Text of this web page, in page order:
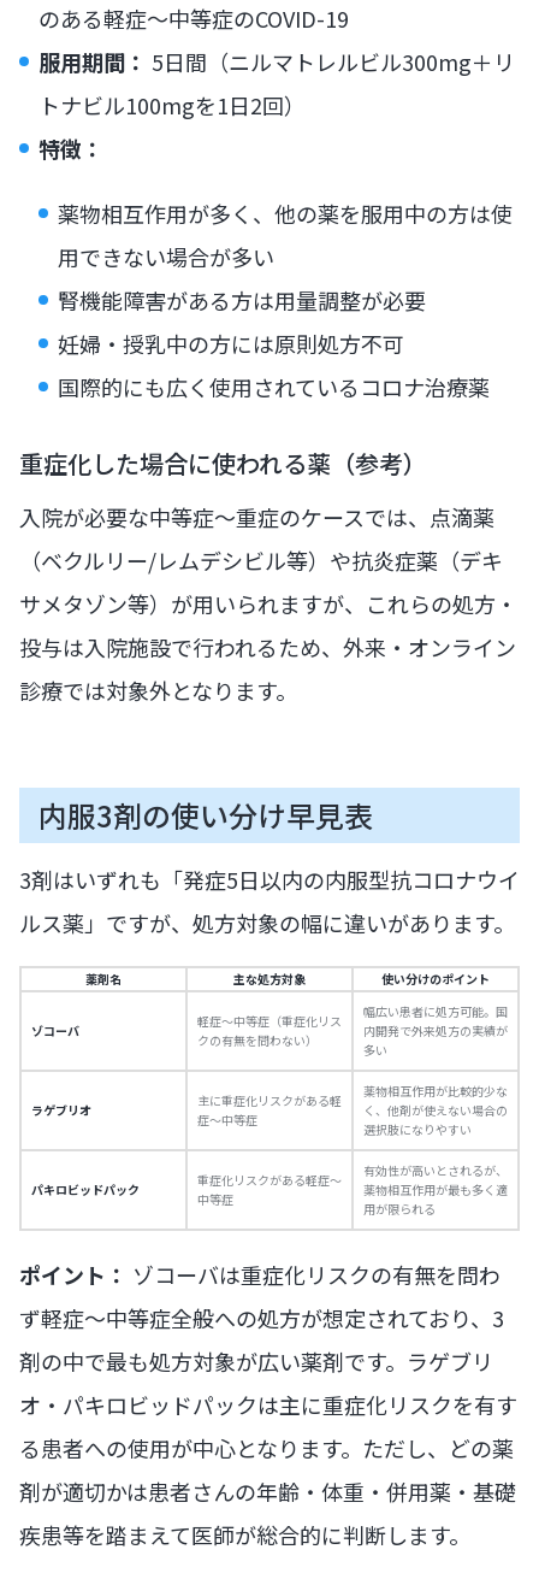
のある軽症〜中等症のCOVID-19
服用期間： 5日間（ニルマトレルビル300mg＋リ
トナビル100mgを1日2回）
特徴：
薬物相互作用が多く、他の薬を服用中の方は使
用できない場合が多い
腎機能障害がある方は用量調整が必要
妊婦・授乳中の方には原則処方不可
国際的にも広く使用されているコロナ治療薬
重症化した場合に使われる薬（参考）
入院が必要な中等症〜重症のケースでは、点滴薬
（ベクルリー/レムデシビル等）や抗炎症薬（デキ
サメタゾン等）が用いられますが、これらの処方・
投与は入院施設で行われるため、外来・オンライン
診療では対象外となります。
内服3剤の使い分け早見表
3剤はいずれも「発症5日以内の内服型抗コロナウイ
ルス薬」ですが、処方対象の幅に違いがあります。
薬剤名 主な処方対象 使い分けのポイント
ゾコーバ
軽症〜中等症（重症化リス
クの有無を問わない）
幅広い患者に処方可能。国
内開発で外来処方の実績が
多い
ラゲブリオ
主に重症化リスクがある軽
症〜中等症
薬物相互作用が比較的少な
く、他剤が使えない場合の
選択肢になりやすい
パキロビッドパック
重症化リスクがある軽症〜
中等症
有効性が高いとされるが、
薬物相互作用が最も多く適
用が限られる
ポイント： ゾコーバは重症化リスクの有無を問わ
ず軽症〜中等症全般への処方が想定されており、3
剤の中で最も処方対象が広い薬剤です。ラゲブリ
オ・パキロビッドパックは主に重症化リスクを有す
る患者への使用が中心となります。ただし、どの薬
剤が適切かは患者さんの年齢・体重・併用薬・基礎
疾患等を踏まえて医師が総合的に判断します。